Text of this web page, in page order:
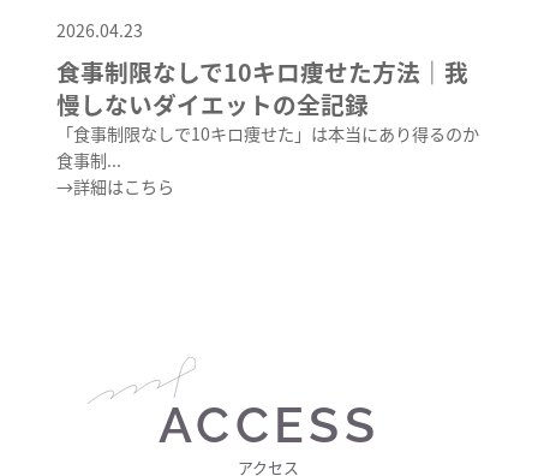
2026.04.23
食事制限なしで10キロ痩せた方法｜我
慢しないダイエットの全記録
「食事制限なしで10キロ痩せた」は本当にあり得るのか
食事制...
→詳細はこちら
ACCESS
アクセス